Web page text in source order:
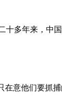
十多年来，中
在意他们要抓